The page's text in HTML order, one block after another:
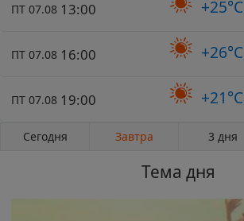
ПТ 07.08 13:00 +25°C
ПТ 07.08 16:00 +26°C
ПТ 07.08 19:00 +21°C
Сегодня Завтра 3 дня
Тема дня